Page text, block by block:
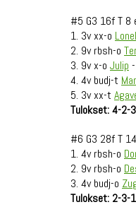
#5 G3 16f T 8
1. 3v xx-o
2. 9v rbsh-o
3. 9v x-o Julip
4. 4v budj-t
5. 3v xx-t
Tulokset: 4-2-
#6 G3 28f T
1. 4v rbsh-o
2. 9v rbsh-o
3. 4v budj-o
Tulokset: 2-3-1